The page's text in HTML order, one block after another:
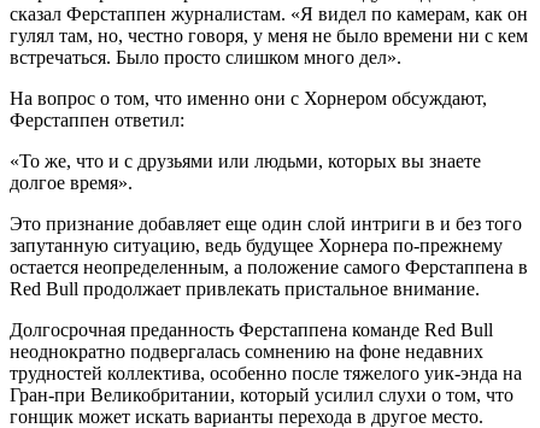
сказал Ферстаппен журналистам. «Я видел по камерам, как он
гулял там, но, честно говоря, у меня не было времени ни с кем
встречаться. Было просто слишком много дел».
На вопрос о том, что именно они с Хорнером обсуждают,
Ферстаппен ответил:
«То же, что и с друзьями или людьми, которых вы знаете
долгое время».
Это признание добавляет еще один слой интриги в и без того
запутанную ситуацию, ведь будущее Хорнера по-прежнему
остается неопределенным, а положение самого Ферстаппена в
Red Bull продолжает привлекать пристальное внимание.
Долгосрочная преданность Ферстаппена команде Red Bull
неоднократно подвергалась сомнению на фоне недавних
трудностей коллектива, особенно после тяжелого уик-энда на
Гран-при Великобритании, который усилил слухи о том, что
гонщик может искать варианты перехода в другое место.